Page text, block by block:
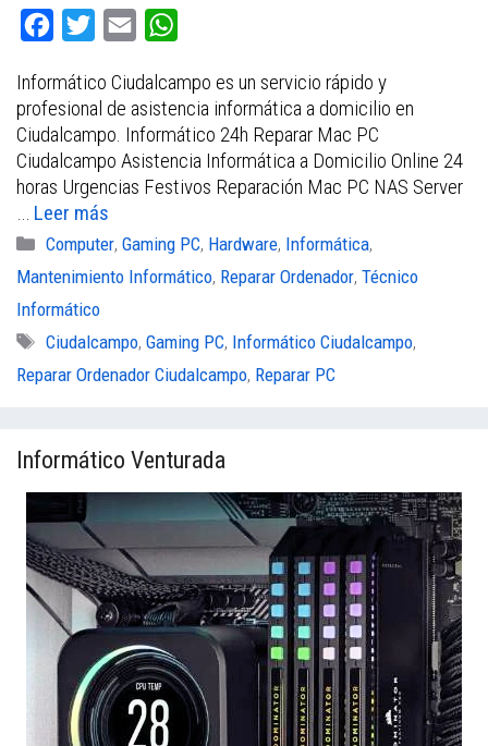
c
e
b
o
o
k
i
t
t
e
r
a
i
l
a
t
s
A
p
Informático Ciudalcampo es un servicio rápido y
profesional de asistencia informática a domicilio en
Ciudalcampo. Informático 24h Reparar Mac PC
Ciudalcampo Asistencia Informática a Domicilio Online 24
horas Urgencias Festivos Reparación Mac PC NAS Server
Leer más
Categorías
Computer,Gaming PC, Hardware, Informática,
Mantenimiento Informático, Reparar Ordenador, Técnico
Informático
Etiquetas
Ciudalcampo,Gaming PC, Informático Ciudalcampo,
Reparar Ordenador Ciudalcampo, Reparar PC
Informático Venturada